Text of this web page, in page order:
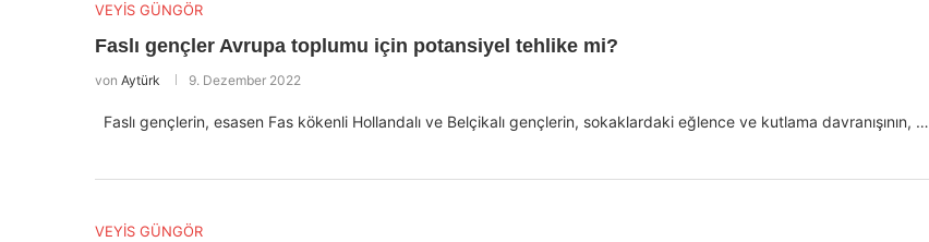
VEYİS GÜNGÖR
Faslı gençler Avrupa toplumu için potansiyel tehlike mi?
von Aytürk 9. Dezember 2022
Faslı gençlerin, esasen Fas kökenli Hollandalı ve Belçikalı gençlerin, sokaklardaki eğlence ve kutlama davranışının, …
VEYİS GÜNGÖR